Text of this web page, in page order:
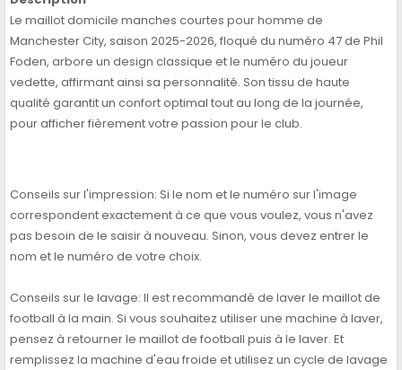
Le maillot domicile manches courtes pour homme de
Manchester City, saison 2025-2026, floqué du numéro 47 de Phil
Foden, arbore un design classique et le numéro du joueur
vedette, affirmant ainsi sa personnalité. Son tissu de haute
qualité garantit un confort optimal tout au long de la journée,
pour afficher fièrement votre passion pour le club.
Conseils sur l'impression: Si le nom et le numéro sur l'image
correspondent exactement à ce que vous voulez, vous n'avez
pas besoin de le saisir à nouveau. Sinon, vous devez entrer le
nom et le numéro de votre choix.
Conseils sur le lavage: Il est recommandé de laver le maillot de
football à la main. Si vous souhaitez utiliser une machine à laver,
pensez à retourner le maillot de football puis à le laver. Et
remplissez la machine d'eau froide et utilisez un cycle de lavage